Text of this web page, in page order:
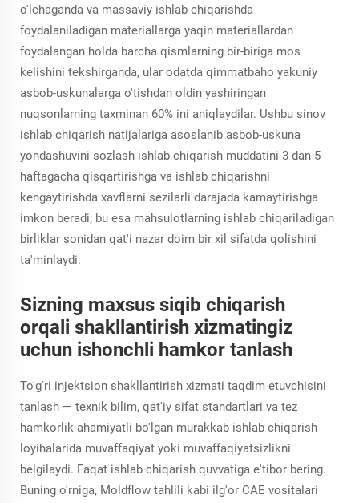
o'lchaganda va massaviy ishlab chiqarishda
foydalaniladigan materiallarga yaqin materiallardan
foydalangan holda barcha qismlarning bir-biriga mos
kelishini tekshirganda, ular odatda qimmatbaho yakuniy
asbob-uskunalarga o'tishdan oldin yashiringan
nuqsonlarning taxminan 60% ini aniqlaydilar. Ushbu sinov
ishlab chiqarish natijalariga asoslanib asbob-uskuna
yondashuvini sozlash ishlab chiqarish muddatini 3 dan 5
haftagacha qisqartirishga va ishlab chiqarishni
kengaytirishda xavflarni sezilarli darajada kamaytirishga
imkon beradi; bu esa mahsulotlarning ishlab chiqariladigan
birliklar sonidan qat'i nazar doim bir xil sifatda qolishini
ta'minlaydi.
Sizning maxsus siqib chiqarish
orqali shakllantirish xizmatingiz
uchun ishonchli hamkor tanlash
To'g'ri injektsion shakllantirish xizmati taqdim etuvchisini
tanlash — texnik bilim, qat'iy sifat standartlari va tez
hamkorlik ahamiyatli bo'lgan murakkab ishlab chiqarish
loyihalarida muvaffaqiyat yoki muvaffaqiyatsizlikni
belgilaydi. Faqat ishlab chiqarish quvvatiga e'tibor bering.
Buning o'rniga, Moldflow tahlili kabi ilg'or CAE vositalari